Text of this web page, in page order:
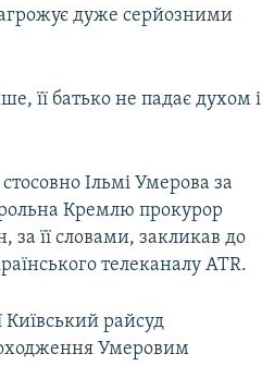
дуже серйозними
її батько не падає духом і
Ільмі Умерова за
Кремлю прокурор
її словами, закликав до
телеканалу АТR.
Київський райсуд
Умеровим